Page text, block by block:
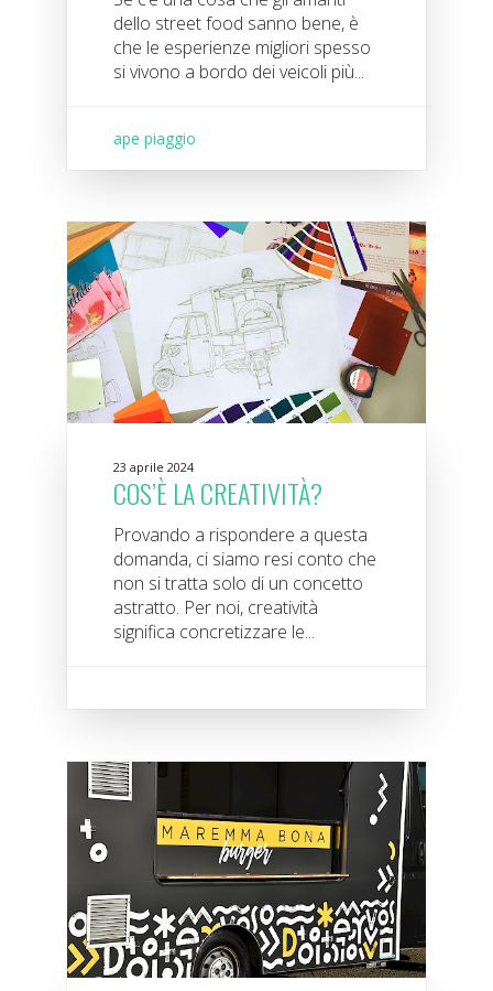
dello street food sanno bene, è
che le esperienze migliori spesso
si vivono a bordo dei veicoli più...
ape piaggio
23 aprile 2024
COS’È LA CREATIVITÀ?
Provando a rispondere a questa
domanda, ci siamo resi conto che
non si tratta solo di un concetto
astratto. Per noi, creatività
significa concretizzare le...